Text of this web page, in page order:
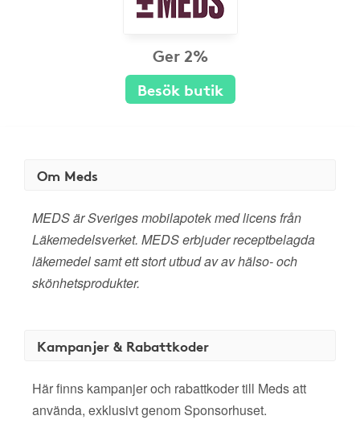
Ger 2%
Besök butik
Om Meds
MEDS är Sveriges mobilapotek med licens från
Läkemedelsverket. MEDS erbjuder receptbelagda
läkemedel samt ett stort utbud av av hälso- och
skönhetsprodukter.
Kampanjer & Rabattkoder
Här finns kampanjer och rabattkoder till Meds att
använda, exklusivt genom Sponsorhuset.